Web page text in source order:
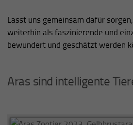
Lasst uns gemeinsam dafür
weiterhin als faszinierende und
bewundert und geschätzt werden
Aras sind intelligente